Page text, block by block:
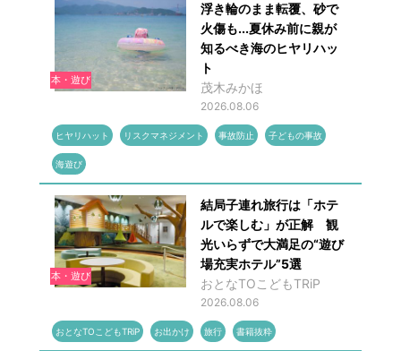
本・遊び
浮き輪のまま転覆、砂で
火傷も...夏休み前に親が
知るべき海のヒヤリハッ
ト
茂木みかほ
2026.08.06
ヒヤリハット リスクマネジメント 事故防止 子どもの事故
海遊び
本・遊び
結局子連れ旅行は「ホテ
ルで楽しむ」が正解 観
光いらずで大満足の“遊び
場充実ホテル”5選
おとなTOこどもTRiP
2026.08.06
おとなTOこどもTRiP お出かけ 旅行 書籍抜粋